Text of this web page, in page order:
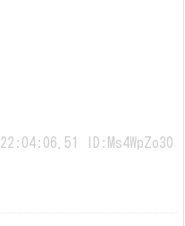
ID:Ms4WpZo30